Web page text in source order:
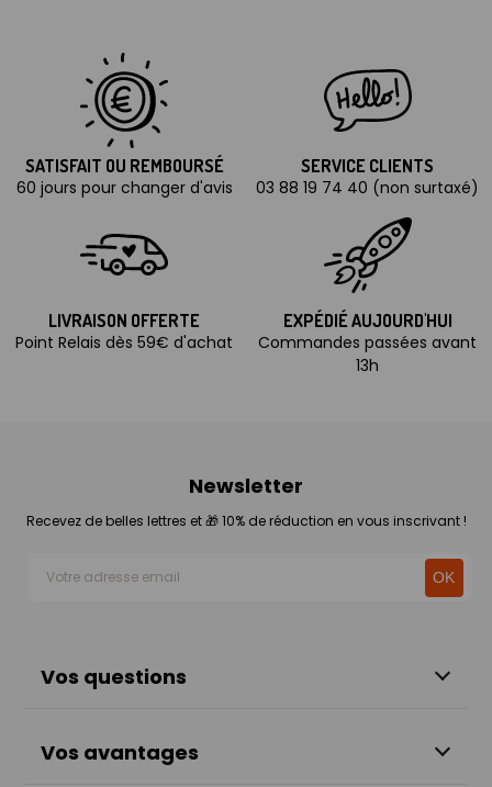
SATISFAIT OU REMBOURSÉ
60 jours pour changer d'avis
SERVICE CLIENTS
03 88 19 74 40 (non surtaxé)
LIVRAISON OFFERTE
Point Relais dès 59€ d'achat
EXPÉDIÉ AUJOURD'HUI
Commandes passées avant
13h
Vos questions
Vos avantages
Newsletter
Recevez de belles lettres et 🎁 10% de réduction en vous inscrivant !